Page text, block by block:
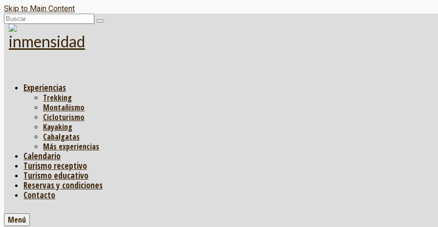
Skip to Main Content
Buscar
por:
Experiencias
Trekking
Montañismo
Cicloturismo
Kayaking
Cabalgatas
Más experiencias
Calendario
Turismo receptivo
Turismo educativo
Reservas y condiciones
Contacto
Menú